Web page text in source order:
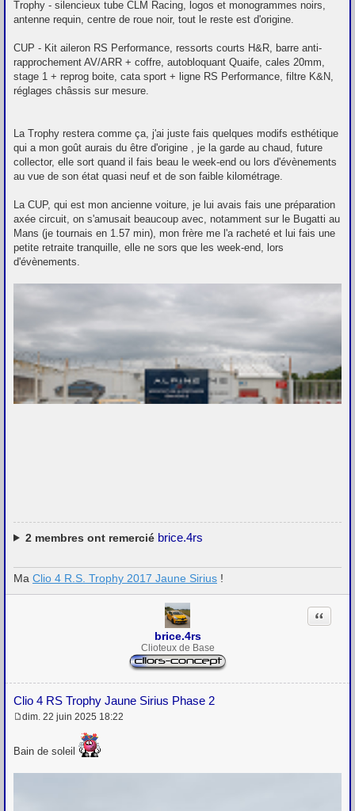
Trophy - silencieux tube CLM Racing, logos et monogrammes noirs,
antenne requin, centre de roue noir, tout le reste est d'origine.
CUP - Kit aileron RS Performance, ressorts courts H&R, barre anti-
rapprochement AV/ARR + coffre, autobloquant Quaife, cales 20mm,
stage 1 + reprog boite, cata sport + ligne RS Performance, filtre K&N,
réglages châssis sur mesure.
La Trophy restera comme ça, j'ai juste fais quelques modifs esthétique
qui a mon goût aurais du être d'origine , je la garde au chaud, future
collector, elle sort quand il fais beau le week-end ou lors d'évènements
au vue de son état quasi neuf et de son faible kilométrage.
La CUP, qui est mon ancienne voiture, je lui avais fais une préparation
axée circuit, on s'amusait beaucoup avec, notamment sur le Bugatti au
Mans (je tournais en 1.57 min), mon frère me l'a racheté et lui fais une
petite retraite tranquille, elle ne sors que les week-end, lors
d'évènements.
2membres ont remercié brice.4rs
Ma Clio 4 R.S. Trophy 2017 Jaune Sirius !
brice.4rs
Clioteux de Base
Clio 4 RS Trophy Jaune Sirius Phase 2
Citation
s
dim. 22 juin 2025 18:22
Bain de soleil